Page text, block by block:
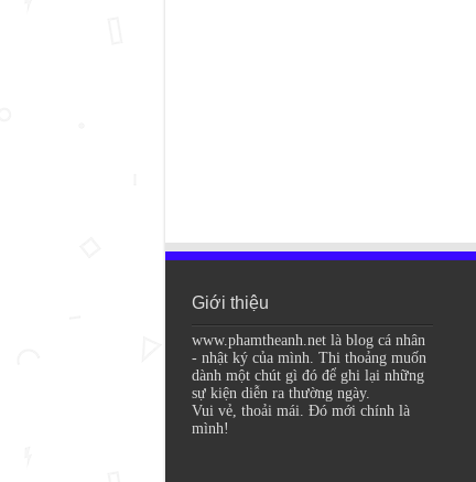
Giới thiệu
www.phamtheanh.net là blog cá nhân
- nhật ký của mình. Thi thoảng muốn
dành một chút gì đó để ghi lại những
sự kiện diễn ra thường ngày.
Vui vẻ, thoải mái. Đó mới chính là
mình!